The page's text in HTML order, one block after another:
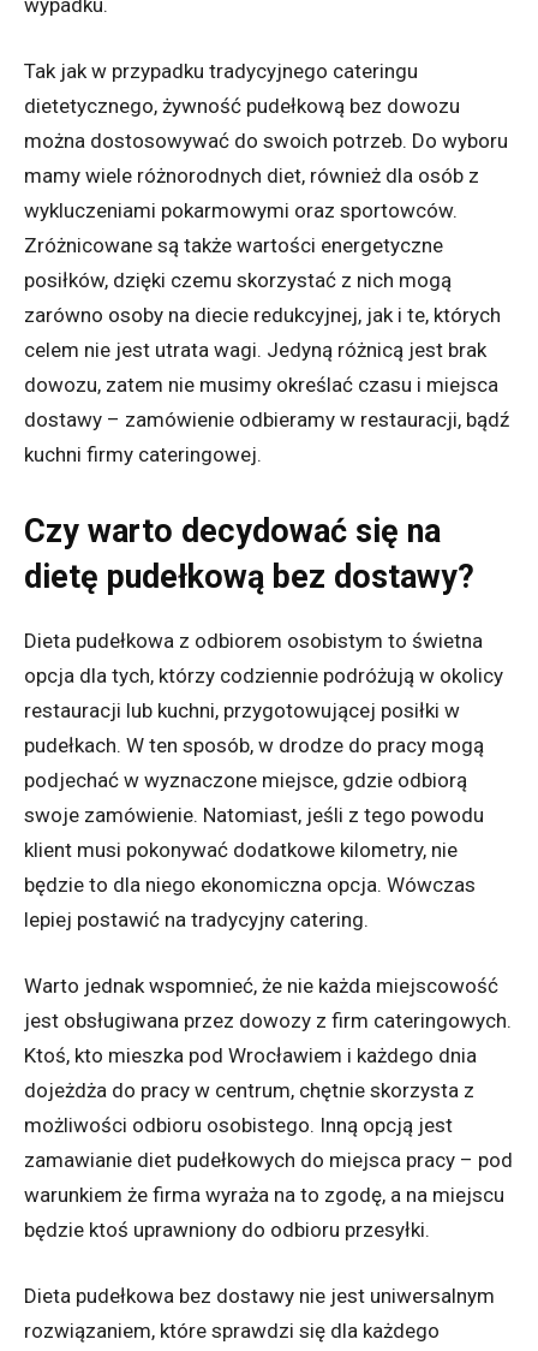
Tak jak w przypadku tradycyjnego cateringu
dietetycznego, żywność pudełkową bez dowozu
można dostosowywać do swoich potrzeb. Do wyboru
mamy wiele różnorodnych diet, również dla osób z
wykluczeniami pokarmowymi oraz sportowców.
Zróżnicowane są także wartości energetyczne
posiłków, dzięki czemu skorzystać z nich mogą
zarówno osoby na diecie redukcyjnej, jak i te, których
celem nie jest utrata wagi. Jedyną różnicą jest brak
dowozu, zatem nie musimy określać czasu i miejsca
dostawy – zamówienie odbieramy w restauracji, bądź
kuchni firmy cateringowej.
Czy warto decydować się na
dietę pudełkową bez dostawy?
Dieta pudełkowa z odbiorem osobistym to świetna
opcja dla tych, którzy codziennie podróżują w okolicy
restauracji lub kuchni, przygotowującej posiłki w
pudełkach. W ten sposób, w drodze do pracy mogą
podjechać w wyznaczone miejsce, gdzie odbiorą
swoje zamówienie. Natomiast, jeśli z tego powodu
klient musi pokonywać dodatkowe kilometry, nie
będzie to dla niego ekonomiczna opcja. Wówczas
lepiej postawić na tradycyjny catering.
Warto jednak wspomnieć, że nie każda miejscowość
jest obsługiwana przez dowozy z firm cateringowych.
Ktoś, kto mieszka pod Wrocławiem i każdego dnia
dojeżdża do pracy w centrum, chętnie skorzysta z
możliwości odbioru osobistego. Inną opcją jest
zamawianie diet pudełkowych do miejsca pracy – pod
warunkiem że firma wyraża na to zgodę, a na miejscu
będzie ktoś uprawniony do odbioru przesyłki.
Dieta pudełkowa bez dostawy nie jest uniwersalnym
rozwiązaniem, które sprawdzi się dla każdego